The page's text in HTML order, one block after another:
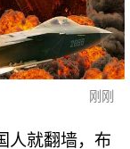
刚刚
人就翻墙，布